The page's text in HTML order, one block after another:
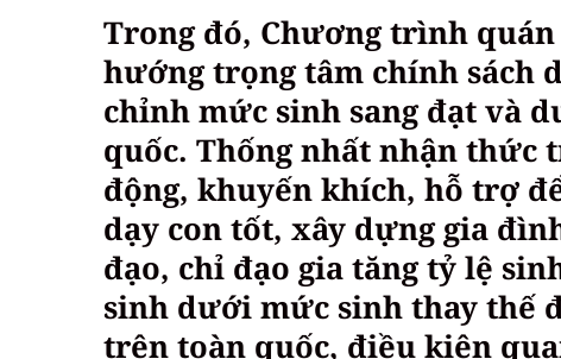
Trong đó, Chương trình
hướng trọng tâm chính sách
chỉnh mức sinh sang đạt và
quốc. Thống nhất nhận thức
động, khuyến khích, hỗ trợ
dạy con tốt, xây dựng gia
đạo, chỉ đạo gia tăng tỷ lệ
sinh dưới mức sinh thay thế
trên toàn quốc, điều kiện